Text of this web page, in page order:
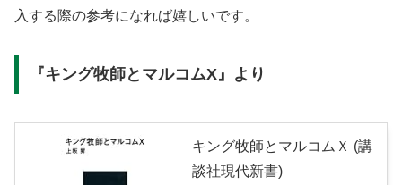
入する際の参考になれば嬉しいです。
『キング牧師とマルコムX』より
キング牧師とマルコムＸ (講
談社現代新書)